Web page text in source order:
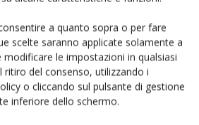
a quanto sopra o per fare
scelte saranno applicate solamente a
modificare le impostazioni in qualsiasi
del consenso, utilizzando i
o cliccando sul pulsante di gestione
inferiore dello schermo.